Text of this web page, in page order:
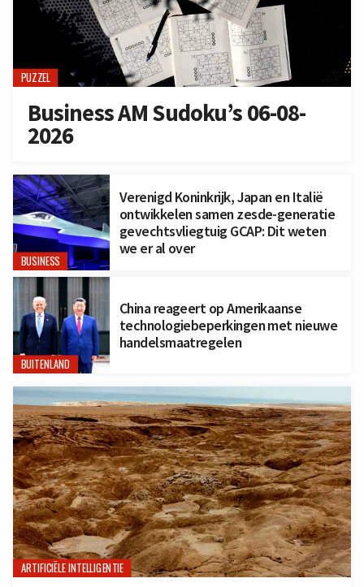
PUZZEL
Business AM Sudoku’s 06-08-
2026
BUSINESS
Verenigd Koninkrijk, Japan en Italië
ontwikkelen samen zesde-generatie
gevechtsvliegtuig GCAP: Dit weten
we er al over
BUITENLAND
China reageert op Amerikaanse
technologiebeperkingen met nieuwe
handelsmaatregelen
ARTIFICIËLE INTELLIGENTIE